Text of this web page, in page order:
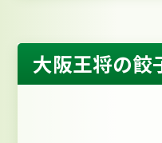
大阪王将の餃